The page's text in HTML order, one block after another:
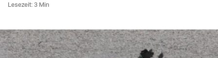
Lesezeit: 3 Min